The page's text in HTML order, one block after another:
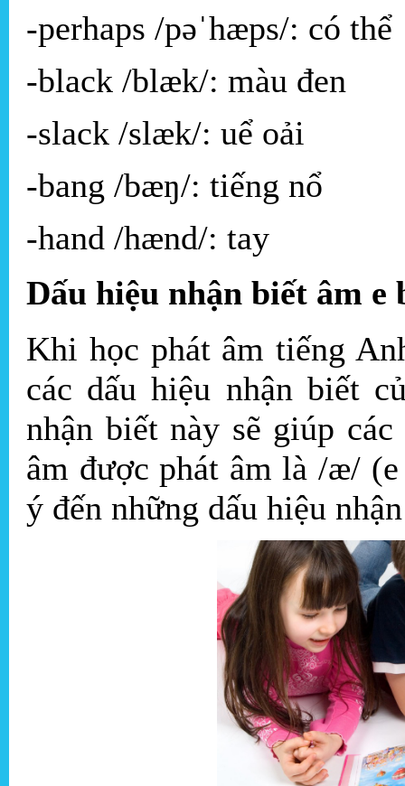
-perhaps /pəˈhæps/: có thể
-black /blæk/: màu đen
-slack /slæk/: uể oải
-bang /bæŋ/: tiếng nổ
-hand /hænd/: tay
Dấu hiệu nhận biết âm e
Khi học phát âm tiếng
các dấu hiệu nhận biết
nhận biết này sẽ giúp
âm được phát âm là /æ/
ý đến những dấu hiệu